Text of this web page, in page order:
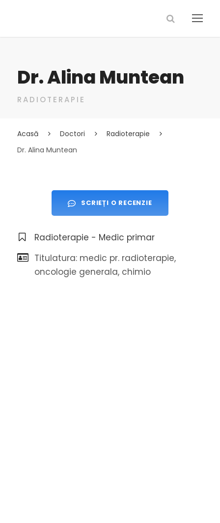
Dr. Alina Muntean
RADIOTERAPIE
Acasă Doctori
Radioterapie
Dr. Alina Muntean
SCRIEȚI O RECENZIE
Radioterapie - Medic primar
Titulatura: medic pr. radioterapie,
oncologie generala, chimio